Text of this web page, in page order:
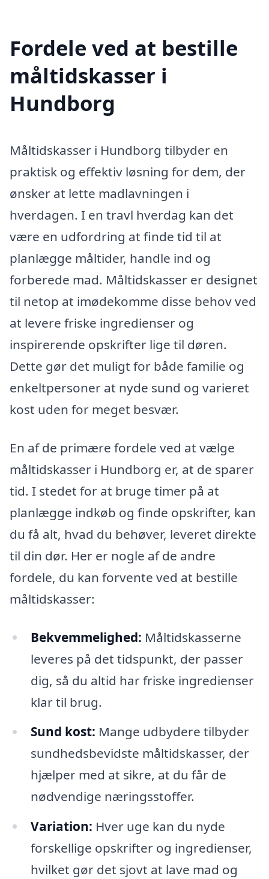
Fordele ved at bestille
måltidskasser i
Hundborg
Måltidskasser i Hundborg tilbyder en
praktisk og effektiv løsning for dem, der
ønsker at lette madlavningen i
hverdagen. I en travl hverdag kan det
være en udfordring at finde tid til at
planlægge måltider, handle ind og
forberede mad. Måltidskasser er designet
til netop at imødekomme disse behov ved
at levere friske ingredienser og
inspirerende opskrifter lige til døren.
Dette gør det muligt for både familie og
enkeltpersoner at nyde sund og varieret
kost uden for meget besvær.
En af de primære fordele ved at vælge
måltidskasser i Hundborg er, at de sparer
tid. I stedet for at bruge timer på at
planlægge indkøb og finde opskrifter, kan
du få alt, hvad du behøver, leveret direkte
til din dør. Her er nogle af de andre
fordele, du kan forvente ved at bestille
måltidskasser:
Bekvemmelighed: Måltidskasserne
leveres på det tidspunkt, der passer
dig, så du altid har friske ingredienser
klar til brug.
Sund kost: Mange udbydere tilbyder
sundhedsbevidste måltidskasser, der
hjælper med at sikre, at du får de
nødvendige næringsstoffer.
Variation: Hver uge kan du nyde
forskellige opskrifter og ingredienser,
hvilket gør det sjovt at lave mad og